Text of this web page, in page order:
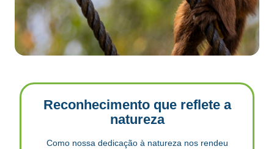
Reconhecimento que reflete a
natureza
Como nossa dedicação à natureza nos rendeu